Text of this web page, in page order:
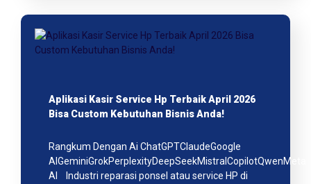
Aplikasi Kasir Service Hp Terbaik April 2026
Bisa Custom Kebutuhan Bisnis Anda!
Rangkum Dengan Ai ChatGPTClaudeGoogle
AIGeminiGrokPerplexityDeepSeekMistralCopilotQwenMeta
AI Industri reparasi ponsel atau service HP di